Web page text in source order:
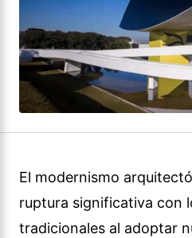
El modernismo
ruptura significativa con
tradicionales al adoptar